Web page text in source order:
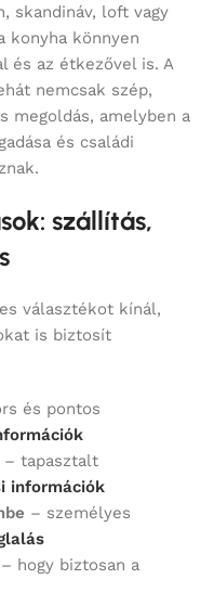
skandináv, loft vagy
konyha könnyen
és az étkezővel is. A
nemcsak szép,
megoldás, amelyben a
és családi
szállítás,
választékot kínál,
is biztosít
és pontos
– tapasztalt
információk
– személyes
– hogy biztosan a